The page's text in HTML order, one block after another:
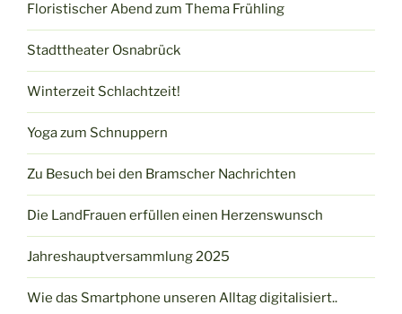
Floristischer Abend zum Thema Frühling
Stadttheater Osnabrück
Winterzeit Schlachtzeit!
Yoga zum Schnuppern
Zu Besuch bei den Bramscher Nachrichten
Die LandFrauen erfüllen einen Herzenswunsch
Jahreshauptversammlung 2025
Wie das Smartphone unseren Alltag digitalisiert..